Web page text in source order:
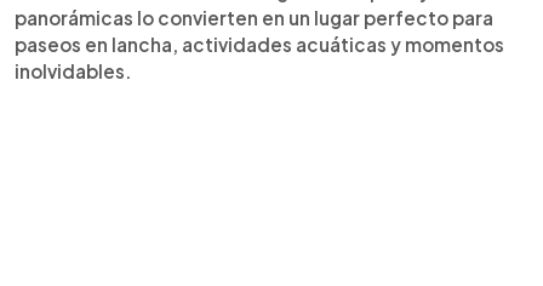
panorámicas lo convierten en un lugar perfecto para
paseos en lancha, actividades acuáticas y momentos
inolvidables.